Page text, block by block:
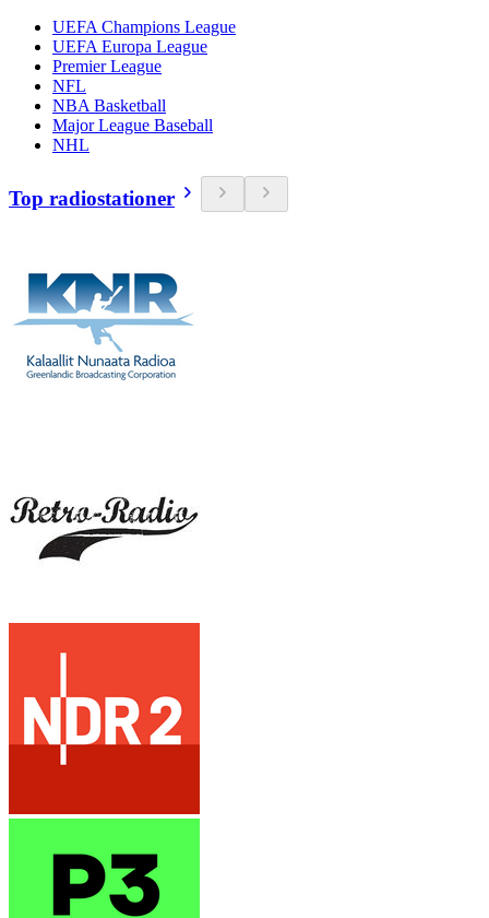
UEFA Champions League
UEFA Europa League
Premier League
NFL
NBA Basketball
Major League Baseball
NHL
Top radiostationer